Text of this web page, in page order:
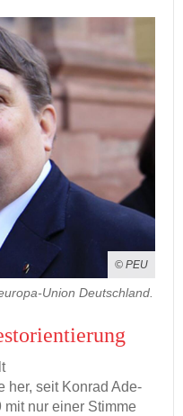
© PEU
Union Deutschland.
her, seit Kon­rad Ade­
mit nur einer Stim­me